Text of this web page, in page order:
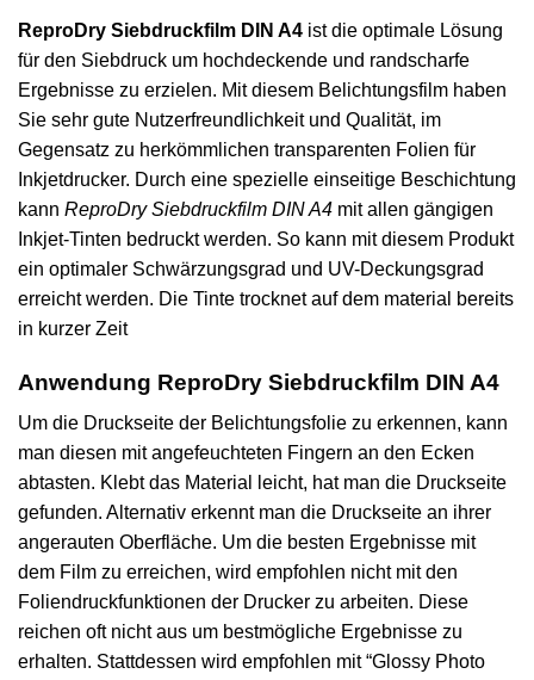
ReproDry Siebdruckfilm DIN A4 ist die optimale Lösung
für den Siebdruck um hochdeckende und randscharfe
Ergebnisse zu erzielen. Mit diesem Belichtungsfilm haben
Sie sehr gute Nutzerfreundlichkeit und Qualität, im
Gegensatz zu herkömmlichen transparenten Folien für
Inkjetdrucker. Durch eine spezielle einseitige Beschichtung
kann ReproDry Siebdruckfilm DIN A4 mit allen gängigen
Inkjet-Tinten bedruckt werden. So kann mit diesem Produkt
ein optimaler Schwärzungsgrad und UV-Deckungsgrad
erreicht werden. Die Tinte trocknet auf dem material bereits
in kurzer Zeit
Anwendung ReproDry Siebdruckfilm DIN A4
Um die Druckseite der Belichtungsfolie zu erkennen, kann
man diesen mit angefeuchteten Fingern an den Ecken
abtasten. Klebt das Material leicht, hat man die Druckseite
gefunden. Alternativ erkennt man die Druckseite an ihrer
angerauten Oberfläche. Um die besten Ergebnisse mit
dem Film zu erreichen, wird empfohlen nicht mit den
Foliendruckfunktionen der Drucker zu arbeiten. Diese
reichen oft nicht aus um bestmögliche Ergebnisse zu
erhalten. Stattdessen wird empfohlen mit “Glossy Photo